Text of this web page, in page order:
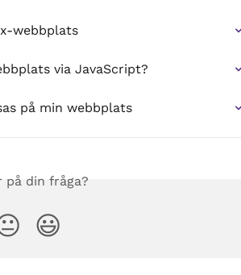
webbplats
via JavaScript?
på min webbplats
på din fråga?
😃